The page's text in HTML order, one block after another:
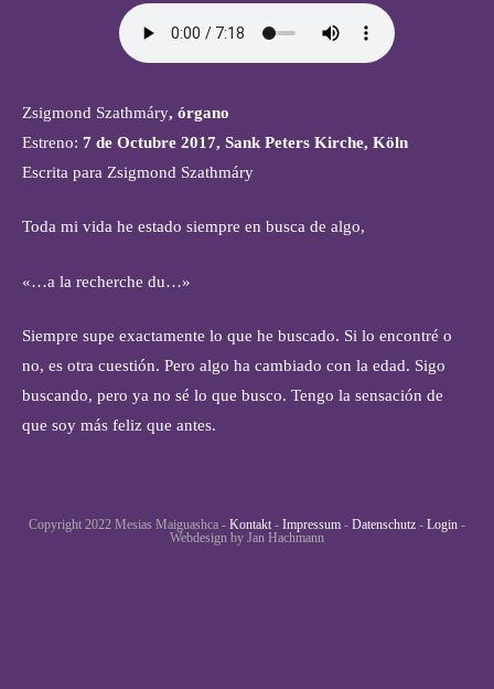
Zsigmond Szathmáry, órgano
Estreno: 7 de Octubre 2017, Sank Peters Kirche, Köln
Escrita para Zsigmond Szathmáry
Toda mi vida he estado siempre en busca de algo,
«…a la recherche du…»
Siempre supe exactamente lo que he buscado. Si lo encontré o
no, es otra cuestión. Pero algo ha cambiado con la edad. Sigo
buscando, pero ya no sé lo que busco. Tengo la sensación de
que soy más feliz que antes.
Copyright 2022 Mesias Maiguashca - Kontakt - Impressum - Datenschutz - Login -
Webdesign by Jan Hachmann